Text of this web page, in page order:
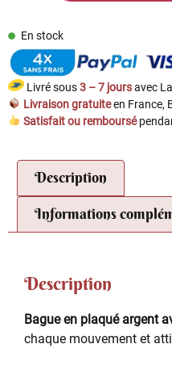
En stock
Livré sous3 – 7 joursavec
Livraison gratuiteen France,
Satisfait ou remboursé
Description
Informations
Description
Bague en plaqué argent
chaque mouvement et